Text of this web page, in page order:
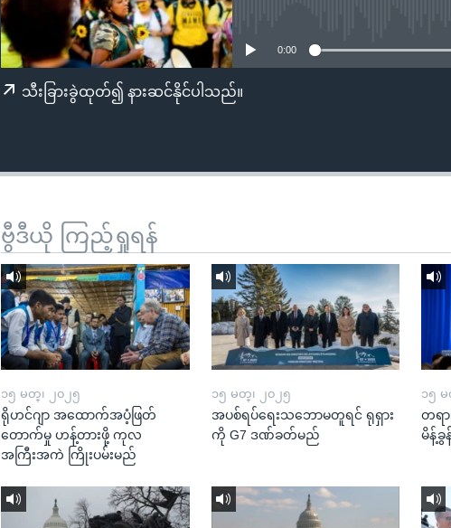
0:00
သီးခြားခွဲထုတ်၍ နားဆင်နိုင်ပါသည်။
ဗွီဒီယို ကြည့်ရှုရန်
၁၅ မတ္၊ ၂၀၂၅
ရိုဟင်ဂျာ အထောက်အပံ့ဖြတ်
တောက်မှု ဟန့်တားဖို့ ကုလ
အကြီးအကဲ ကြိုးပမ်းမည်
၁၅ မတ္၊ ၂၀၂၅
အပစ်ရပ်ရေးသဘောမတူရင် ရုရှား
ကို G7 ဒဏ်ခတ်မည်
၁၅
တရာ
မိန့်ခွန်